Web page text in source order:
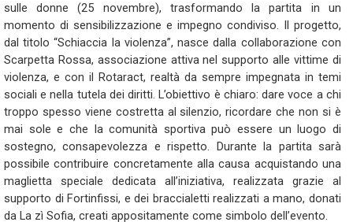
sulle donne (25 novembre), trasformando la partita in un
momento di sensibilizzazione e impegno condiviso. Il progetto,
dal titolo “Schiaccia la violenza”, nasce dalla collaborazione con
Scarpetta Rossa, associazione attiva nel supporto alle vittime di
violenza, e con il Rotaract, realtà da sempre impegnata in temi
sociali e nella tutela dei diritti. L’obiettivo è chiaro: dare voce a chi
troppo spesso viene costretta al silenzio, ricordare che non si è
mai sole e che la comunità sportiva può essere un luogo di
sostegno, consapevolezza e rispetto. Durante la partita sarà
possibile contribuire concretamente alla causa acquistando una
maglietta speciale dedicata all’iniziativa, realizzata grazie al
supporto di Fortinfissi, e dei braccialetti realizzati a mano, donati
da La zì Sofia, creati appositamente come simbolo dell’evento.